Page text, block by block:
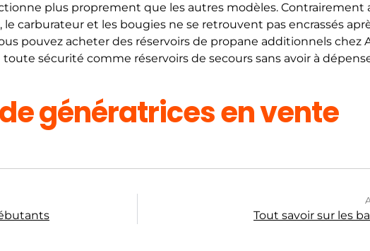
plus proprement que les autres modèles. Contrairement
le carburateur et les bougies ne se retrouvent pas encrassés
pouvez acheter des réservoirs de propane additionnels chez
toute sécurité comme réservoirs de secours sans avoir à
génératrices en vente
Tout savoir sur les